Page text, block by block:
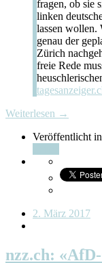
fragen, ob sie
linken
lassen wollen.
genau der
Zürich
freie Rede
Weiterlesen →
Veröffentlicht
2. März 2017
nzz.ch: